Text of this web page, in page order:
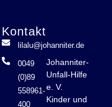
Johanniter-
Unfall-Hilfe
e. V.
Kinder und
Kontakt
lilalu@johanniter.de
0049
(0)89
558961-
400